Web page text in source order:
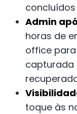
concluídos
Admin
horas de
office
capturada
toque às